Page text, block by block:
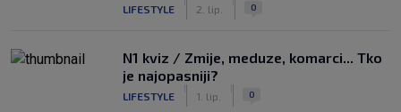
LIFESTYLE 2. lip. 0
N1 kviz / Zmije, meduze, komarci... Tko
je najopasniji?
LIFESTYLE 1. lip. 0